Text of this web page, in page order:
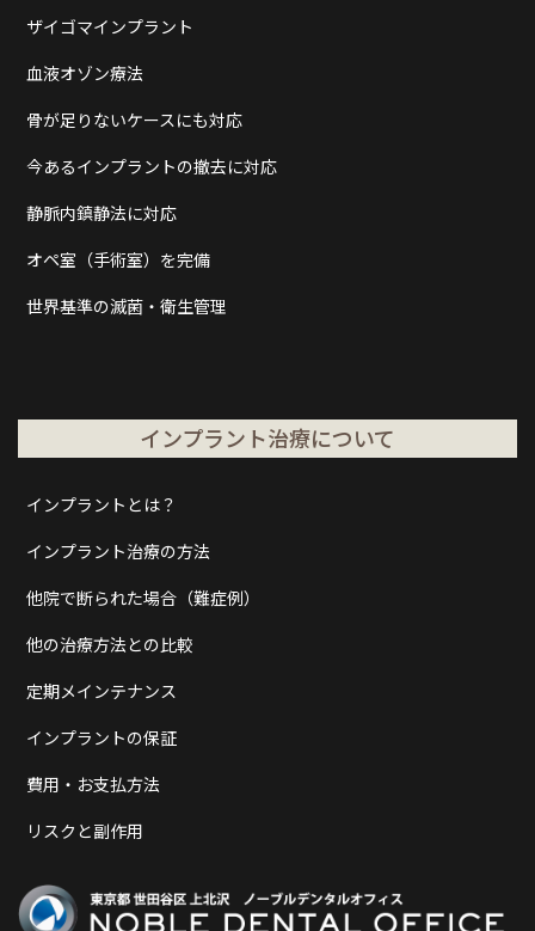
ザイゴマインプラント
血液オゾン療法
骨が足りないケースにも対応
今あるインプラントの撤去に対応
静脈内鎮静法に対応
オペ室（手術室）を完備
世界基準の滅菌・衛生管理
インプラント治療について
インプラントとは？
インプラント治療の方法
他院で断られた場合（難症例）
他の治療方法との比較
定期メインテナンス
インプラントの保証
費用・お支払方法
リスクと副作用